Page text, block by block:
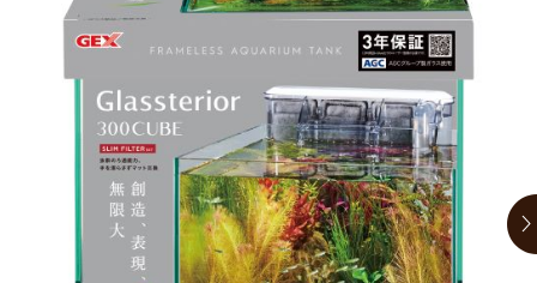
トリマーグッズ シニアサポート